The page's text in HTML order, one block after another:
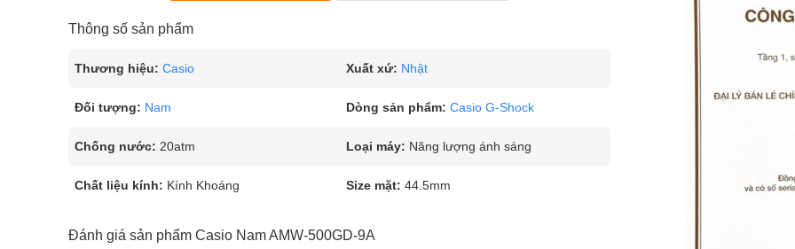
Thông số sản phẩm
Thương hiệu: Casio Xuất xứ: Nhật
Đối tượng: Nam Dòng sản phẩm: Casio G-Shock
Chống nước: 20atm Loại máy: Năng lượng ánh sáng
Chất liệu kính: Kính Khoáng Size mặt: 44.5mm
Đánh giá sản phẩm Casio Nam AMW-500GD-9A